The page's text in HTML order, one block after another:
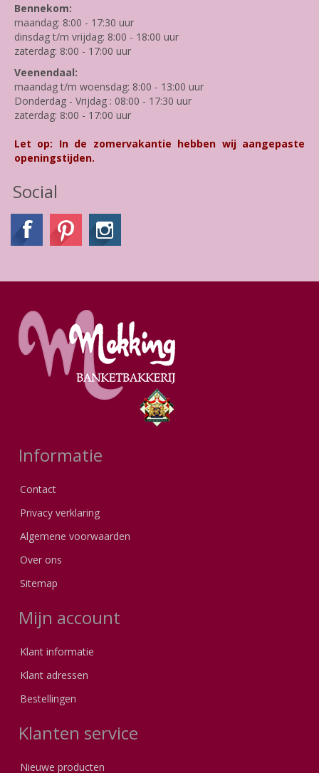
Bennekom:
maandag: 8:00 - 17:30 uur
dinsdag t/m vrijdag: 8:00 - 18:00 uur
zaterdag: 8:00 - 17:00 uur
Veenendaal:
maandag t/m woensdag: 8:00 - 13:00 uur
Donderdag - Vrijdag : 08:00 - 17:30 uur
zaterdag: 8:00 - 17:00 uur
Let op: In de zomervakantie hebben wij aangepaste
openingstijden.
Social
Informatie
Contact
Privacy verklaring
Algemene voorwaarden
Over ons
Sitemap
Mijn account
Klant informatie
Klant adressen
Bestellingen
Klanten service
Nieuwe producten